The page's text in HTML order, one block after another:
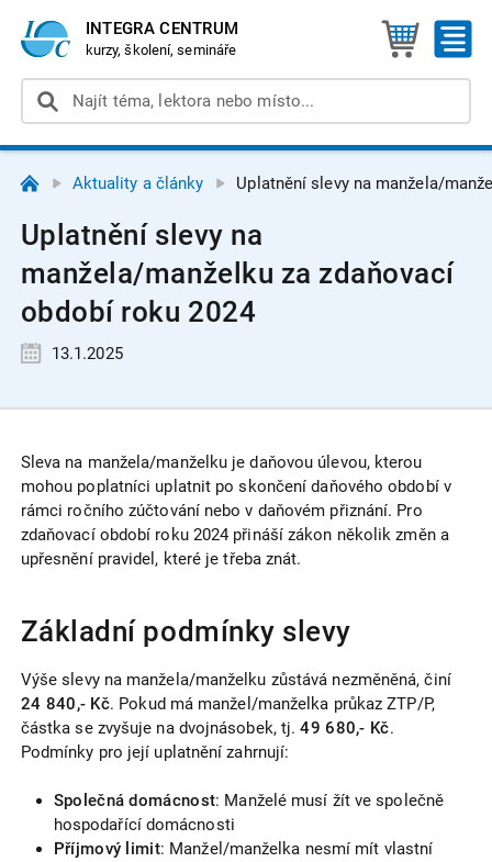
INTEGRA CENTRUM
kurzy, školení, semináře
Aktuality a články Uplatnění slevy na manžela/
Uplatnění slevy na
manžela/manželku za zdaňovací
období roku 2024
13.1.2025
Sleva na manžela/manželku je daňovou úlevou, kterou
mohou poplatníci uplatnit po skončení daňového období v
rámci ročního zúčtování nebo v daňovém přiznání. Pro
zdaňovací období roku 2024 přináší zákon několik změn a
upřesnění pravidel, které je třeba znát.
Základní podmínky slevy
Výše slevy na manžela/manželku zůstává nezměněná, činí
24 840,- Kč. Pokud má manžel/manželka průkaz ZTP/P,
částka se zvyšuje na dvojnásobek, tj.49 680,- Kč.
Podmínky pro její uplatnění zahrnují:
Společná domácnost: Manželé musí žít ve společně
hospodařící domácnosti
Příjmový limit: Manžel/manželka nesmí mít vlastní